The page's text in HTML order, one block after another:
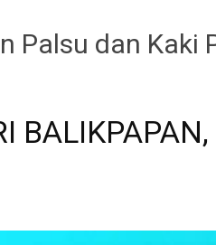
Palsu dan Kaki